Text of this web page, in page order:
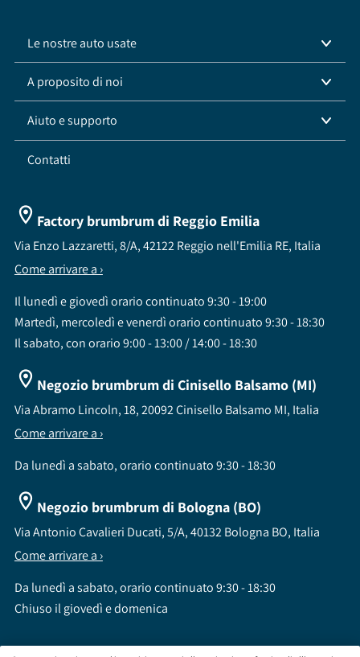
Le nostre auto usate
A proposito di noi
Aiuto e supporto
Contatti
Factory brumbrum di Reggio Emilia
Via Enzo Lazzaretti, 8/A, 42122 Reggio nell'Emilia RE, Italia
Come arrivare a ›
Il lunedì e giovedì orario continuato 9:30 - 19:00
Martedì, mercoledì e venerdì orario continuato 9:30 - 18:30
Il sabato, con orario 9:00 - 13:00 / 14:00 - 18:30
Negozio brumbrum di Cinisello Balsamo (MI)
Via Abramo Lincoln, 18, 20092 Cinisello Balsamo MI, Italia
Come arrivare a ›
Da lunedì a sabato, orario continuato 9:30 - 18:30
Negozio brumbrum di Bologna (BO)
Via Antonio Cavalieri Ducati, 5/A, 40132 Bologna BO, Italia
Come arrivare a ›
Da lunedì a sabato, orario continuato 9:30 - 18:30
Chiuso il giovedì e domenica